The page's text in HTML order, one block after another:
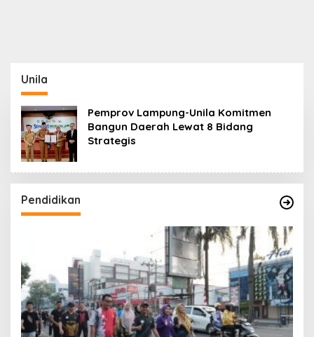
Unila
Pemprov Lampung-Unila Komitmen
Bangun Daerah Lewat 8 Bidang
Strategis
Pendidikan